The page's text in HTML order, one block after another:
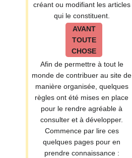
créant ou modifiant les articles
qui le constituent.
AVANT
TOUTE
CHOSE
Afin de permettre à tout le
monde de contribuer au site de
manière organisée, quelques
règles ont été mises en place
pour le rendre agréable à
consulter et à développer.
Commence par lire ces
quelques pages pour en
prendre connaissance :